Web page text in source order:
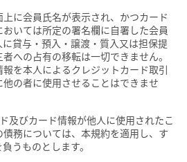
に会員氏名が表示され、かつカード
いては所定の署名欄に自署した会員
貸与・預入・譲渡・質入又は担保提
への占有の移転は一切できません。
を本人によるクレジットカード取引
の者に使用させることはできませ
及びカード情報が他人に使用されたこ
務については、本規約を適用し、す
うものとします。